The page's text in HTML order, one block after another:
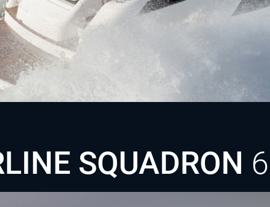
KABINEN
SCHLAFPLÄTZE
Entdecken Sie die SQUADRON 50
SQUADRON